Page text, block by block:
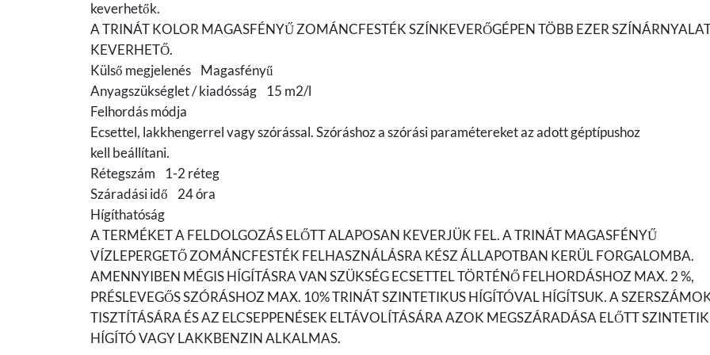
keverhetők.
A TRINÁT KOLOR MAGASFÉNYŰ ZOMÁNCFESTÉK SZÍNKEVERŐGÉPEN TÖBB EZER
KEVERHETŐ.
Külső megjelenés Magasfényű
Anyagszükséglet / kiadósság 15 m2/l
Felhordás módja
Ecsettel, lakkhengerrel vagy szórással. Szóráshoz a szórási paramétereket az adott géptípushoz
kell beállítani.
Rétegszám 1-2 réteg
Száradási idő 24 óra
Hígíthatóság
A TERMÉKET A FELDOLGOZÁS ELŐTT ALAPOSAN KEVERJÜK FEL. A TRINÁT MAGASFÉNYŰ
VÍZLEPERGETŐ ZOMÁNCFESTÉK FELHASZNÁLÁSRA KÉSZ ÁLLAPOTBAN KERÜL FORGALOMBA.
AMENNYIBEN MÉGIS HÍGÍTÁSRA VAN SZÜKSÉG ECSETTEL TÖRTÉNŐ FELHORDÁSHOZ MAX. 2 %,
PRÉSLEVEGŐS SZÓRÁSHOZ MAX. 10% TRINÁT SZINTETIKUS HÍGÍTÓVAL HÍGÍTSUK. A
TISZTÍTÁSÁRA ÉS AZ ELCSEPPENÉSEK ELTÁVOLÍTÁSÁRA AZOK MEGSZÁRADÁSA ELŐTT
HÍGÍTÓ VAGY LAKKBENZIN ALKALMAS.